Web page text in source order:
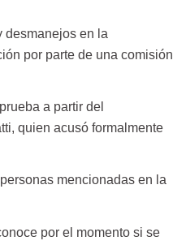
desmanejos en la
por parte de una comisión
a partir del
quien acusó formalmente
mencionadas en la
por el momento si se